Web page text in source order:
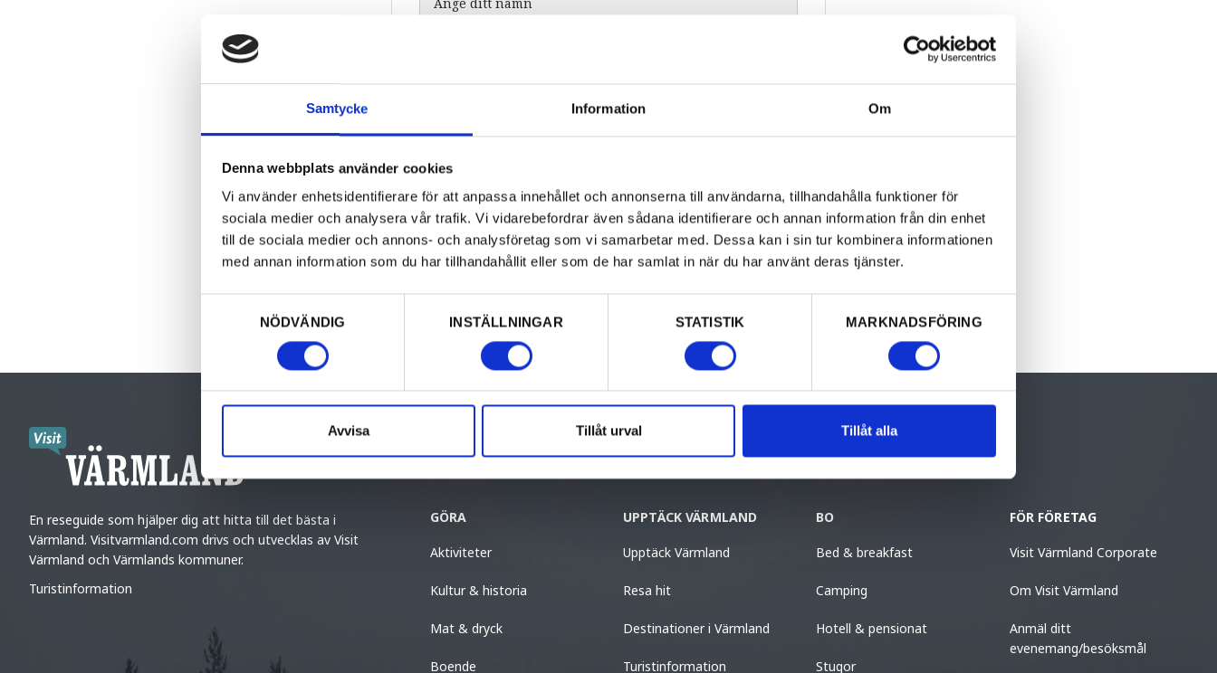
Samtycke Information Om
Denna webbplats använder cookies
Vi använder enhetsidentifierare för att anpassa innehållet och annonserna till användarna, tillhandahålla funktioner för
sociala medier och analysera vår trafik. Vi vidarebefordrar även sådana identifierare och annan information från din enhet
till de sociala medier och annons- och analysföretag som vi samarbetar med. Dessa kan i sin tur kombinera informationen
med annan information som du har tillhandahållit eller som de har samlat in när du har använt deras tjänster.
NÖDVÄNDIG
INSTÄLLNINGAR STATISTIK MARKNADSFÖRING
Avvisa Tillåt urval Tillåt alla
JAG SAMTYCKER TILL ATT VISIT VÄRMLAND LAGRAR
MITT NAMN OCH E-POSTADRESS FÖR ATT KUNNA
SKICKA UT NYHETSBREV.
En reseguide som hjälper dig att hitta till det bästa i
Värmland. Visitvarmland.com drivs och utvecklas av Visit
Värmland och Värmlands kommuner.
Turistinformation
GÖRA
Aktiviteter
Kultur & historia
Mat & dryck
Boende
UPPTÄCK VÄRMLAND
Upptäck Värmland
Resa hit
Destinationer i Värmland
Turistinformation
BO
Bed & breakfast
Camping
Hotell & pensionat
Stugor
FÖR FÖRETAG
Visit Värmland Corporate
Om Visit Värmland
Anmäl ditt
evenemang/besöksmål